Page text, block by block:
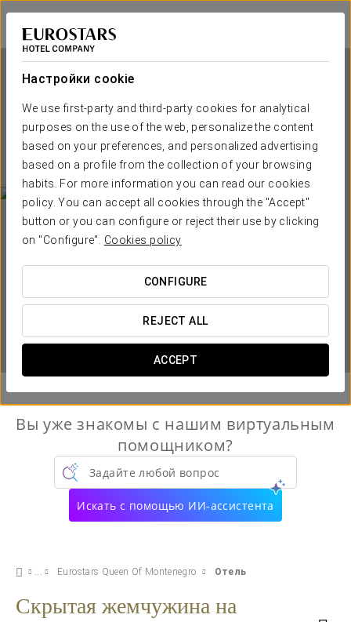
Настройки cookie
We use first-party and third-party cookies for analytical
purposes on the use of the web, personalize the content
based on your preferences, and personalized advertising
based on a profile from the collection of your browsing
habits. For more information you can read our cookies
policy. You can accept all cookies through the "Accept"
button or you can configure or reject their use by clicking
on "Configure". Cookies policy
CONFIGURE
REJECT ALL
ACCEPT
Eurostars Queen of Montenegro
BEČIĆI
Eurostars Queen of
Montenegro
BEČIĆI
 
Вы уже знакомы с нашим виртуальным
помощником?
Задайте любой вопрос
Искать с помощью ИИ-ассистента
Eurostars Queen Of Montenegro Отель
Скрытая жемчужина на